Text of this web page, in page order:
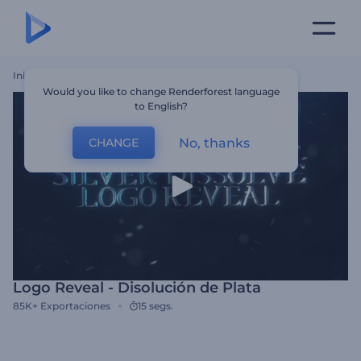
Inicio
Logo Reveal - Disolución de Plata
85K+ Exportaciones 15 segs.
Would you like to change Renderforest language
to English?
CHANGE No, thanks